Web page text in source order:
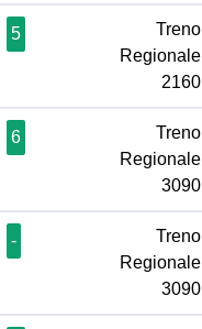
5
Treno
Regionale
2160
6
Treno
Regionale
3090
-
Treno
Regionale
3090